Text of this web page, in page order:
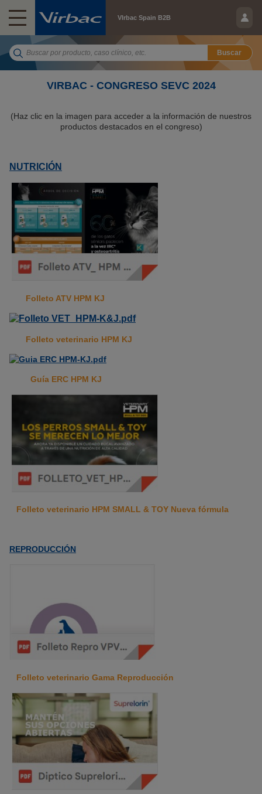
VIrbac Spain B2B
Buscar
VIRBAC - CONGRESO SEVC 2024
(Haz clic en la imagen para acceder a la información de nuestros
productos destacados en el congreso)
NUTRICIÓN
Folleto ATV HPM KJ
Folleto veterinario HPM KJ
Guía ERC HPM KJ
Folleto veterinario HPM SMALL & TOY Nueva fórmula
REPRODUCCIÓN
Folleto veterinario Gama Reproducción